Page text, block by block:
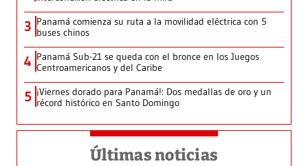
3 Panamá comienza su ruta a la movilidad eléctrica con 5
buses chinos
4 Panamá Sub-21 se queda con el bronce en los Juegos
Centroamericanos y del Caribe
5 ¡Viernes dorado para Panamá!: Dos medallas de oro y un
récord histórico en Santo Domingo
Últimas noticias